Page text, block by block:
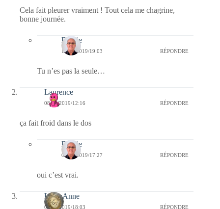
Cela fait pleurer vraiment ! Tout cela me chagrine,
bonne journée.
Bernie
11/09/2019/19:03 RÉPONDRE
Tu n’es pas la seule…
Laurence
08/09/2019/12:16 RÉPONDRE
ça fait froid dans le dos
Bernie
08/09/2019/17:27 RÉPONDRE
oui c’est vrai.
LylouAnne
07/09/2019/18:03 RÉPONDRE